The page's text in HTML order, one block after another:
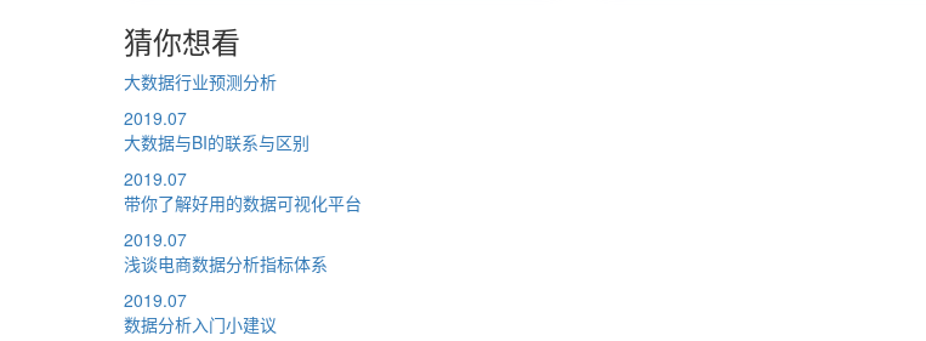
猜你想看
大数据行业预测分析
2019.07
大数据与BI的联系与区别
2019.07
带你了解好用的数据可视化平台
2019.07
浅谈电商数据分析指标体系
2019.07
数据分析入门小建议